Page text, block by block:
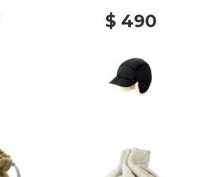
$ 490